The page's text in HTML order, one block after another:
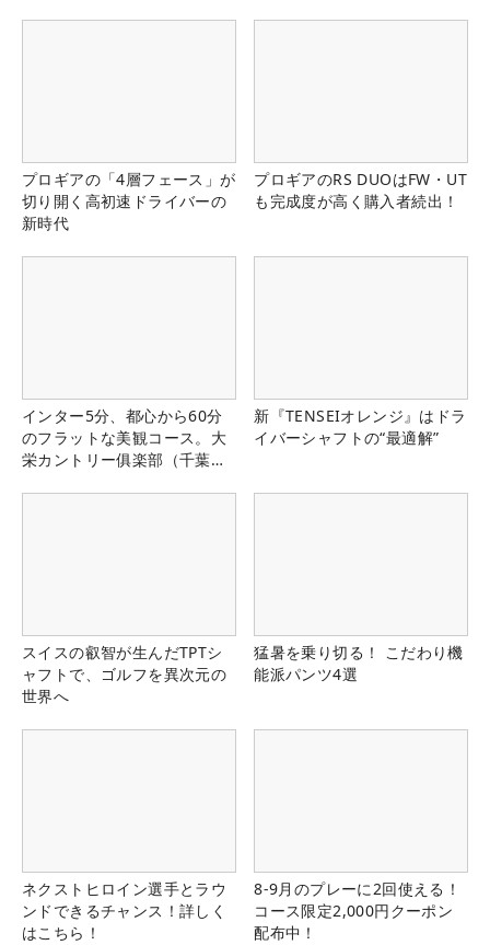
プロギアの「4層フェース」が
切り開く高初速ドライバーの
新時代
プロギアのRS DUOはFW・UT
も完成度が高く購入者続出！
インター5分、都心から60分
のフラットな美観コース。大
栄カントリー俱楽部（千葉
新『TENSEIオレンジ』はドラ
イバーシャフトの“最適解”
スイスの叡智が生んだTPTシ
ャフトで、ゴルフを異次元の
世界へ
猛暑を乗り切る！ こだわり機
能派パンツ4選
ネクストヒロイン選手とラウ
ンドできるチャンス！詳しく
はこちら！
8-9月のプレーに2回使える！
コース限定2,000円クーポン
配布中！